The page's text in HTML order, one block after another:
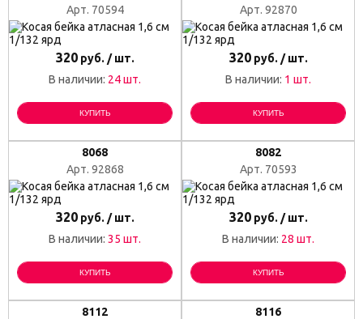
Арт. 70594
320руб. / шт.
В наличии: 24 шт.
КУПИТЬ
Арт. 92870
320руб. / шт.
В наличии: 1 шт.
КУПИТЬ
8068
Арт. 92868
320руб. / шт.
В наличии: 35 шт.
КУПИТЬ
8082
Арт. 70593
320руб. / шт.
В наличии: 28 шт.
КУПИТЬ
8112
8116